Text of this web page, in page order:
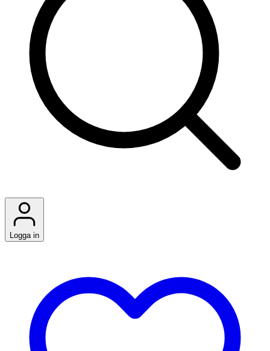
Logga in